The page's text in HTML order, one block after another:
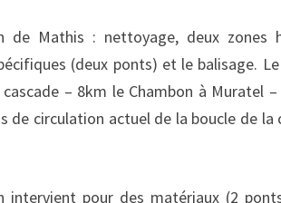
de Mathis : nettoyage, deux zones
(deux ponts) et le balisage.
– 8km le Chambon à Muratel
de circulation actuel de la boucle de
intervient pour des matériaux (2